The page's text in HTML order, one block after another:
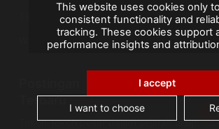
Timur Tengah
Wilayah Seberang Laut Prancis
Terbaru
Tokoh-tokoh besar dalam sejarah arsip:
This website uses cookies only
consistent functionality and
tracking. These cookies support
performance insights and
use cookies for advertising or
no personal data is sold or shared
parties. By clicking "Accept All",
our use of cookies.
I accept
I want to choose